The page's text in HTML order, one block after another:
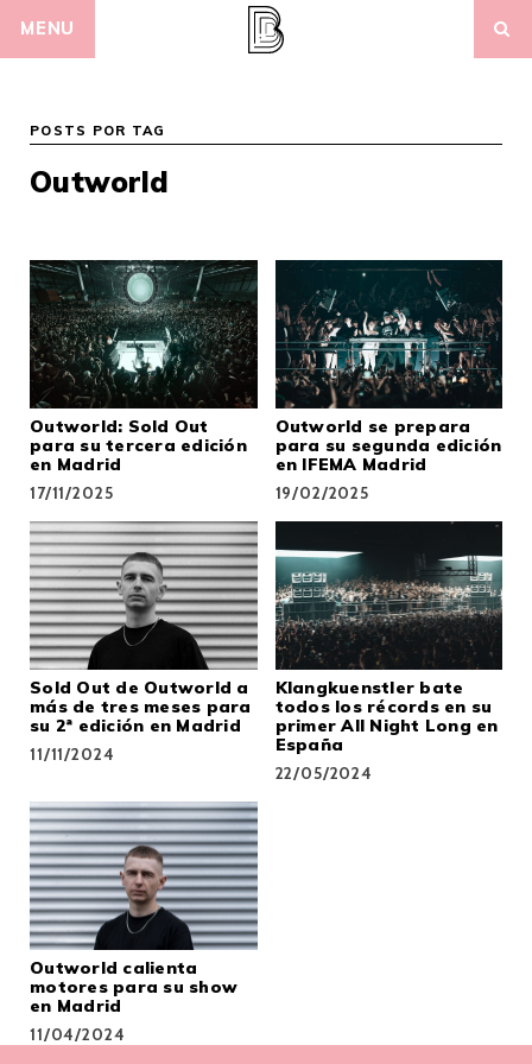
MENU
POSTS POR TAG
Outworld
Outworld: Sold Out
para su tercera edición
en Madrid
17/11/2025
Outworld se prepara
para su segunda edición
en IFEMA Madrid
19/02/2025
Sold Out de Outworld a
más de tres meses para
su 2ª edición en Madrid
11/11/2024
Klangkuenstler bate
todos los récords en su
primer All Night Long en
España
22/05/2024
Outworld calienta
motores para su show
en Madrid
11/04/2024